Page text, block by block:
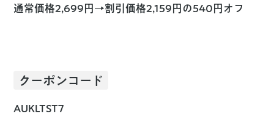
通常価格2,699円→割引価格2,159円の540円オフ
クーポンコード
AUKLTST7